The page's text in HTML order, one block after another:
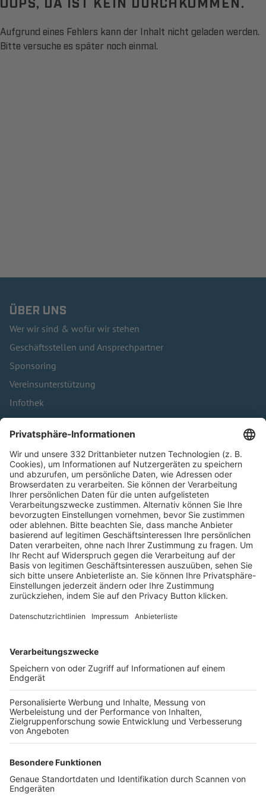
Aufgrund eines Fehlers kann der Inhalt nicht geladen werden.
Bitte versuche es später noch einmal.
ÜBER UNS
Wer wir sind & wofür wir stehen
Geschäftsstellen und Ansprechpartner
Sponsoring
Vereinsunterstützung
Infothek
Kontakt
HÄUFIG BESUCHTE SEITEN
Pässe und Vereinswechsel
Trainerausbildung
Schulungsangebot Vereinsmitarbeiter
BFV-Geschäftsstellen
Trainerbörse
Login SpielPlus
FOLGE DEM BFV
TOP-VEREINE
TOP-PARTNER